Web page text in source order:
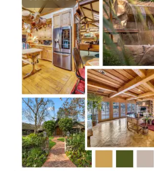
verre. Il y a 3 hamacs, dont 2 à
jardin luxuriant. La vue est